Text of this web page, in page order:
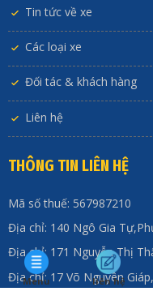
Tin tức về xe
Các loại xe
Đối tác & khách hàng
Liên hệ
THÔNG TIN LIÊN HỆ
Mã số thuế: 567987210
Địa chỉ: 140 Ngô Gia
Địa chỉ: 171 Nguyễn Thị
Địa chỉ: 17 Võ Nguyên
Menu liên hệ